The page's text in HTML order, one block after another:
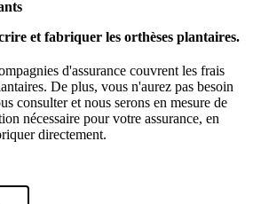
et fabriquer les orthèses plantaires.
d'assurance couvrent les frais
De plus, vous n'aurez pas besoin
consulter et nous serons en mesure de
nécessaire pour votre assurance, en
directement.